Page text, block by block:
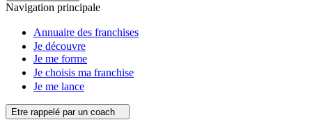
Navigation principale
Annuaire des franchises
Je découvre
Je me forme
Je choisis ma franchise
Je me lance
Etre rappelé par un coach